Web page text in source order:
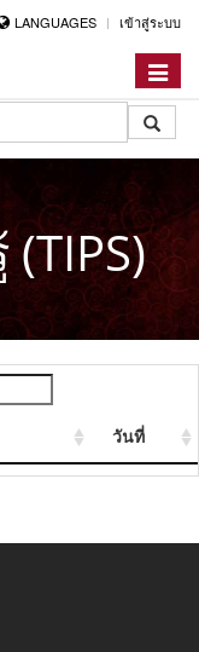
LANGUAGES เข้าสู่ระบบ
Toggle
วันที่